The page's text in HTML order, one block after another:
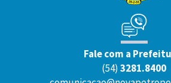
Fale com a
(54) 3281.8400